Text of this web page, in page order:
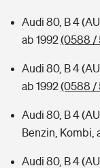
Audi 80, B 4
ab 1992(0588 /
Audi 80, B 4
ab 1992(0588 /
Audi 80, B 4
Benzin, Kombi,
Audi 80, B 4